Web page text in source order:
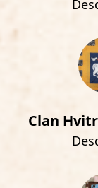
Clan